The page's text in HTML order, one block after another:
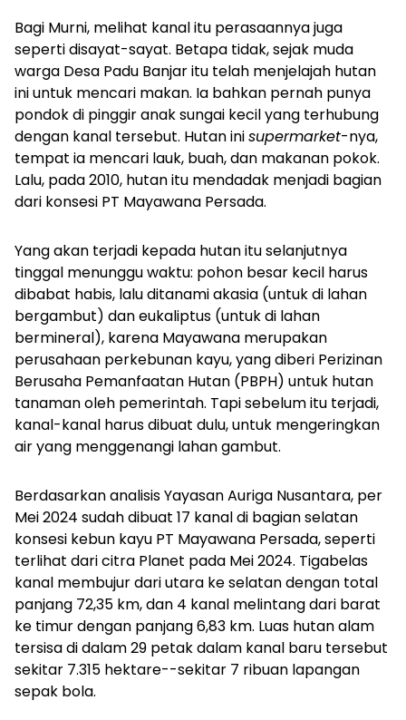
Bagi Murni, melihat kanal itu perasaannya juga
seperti disayat-sayat. Betapa tidak, sejak muda
warga Desa Padu Banjar itu telah menjelajah hutan
ini untuk mencari makan. Ia bahkan pernah punya
pondok di pinggir anak sungai kecil yang terhubung
dengan kanal tersebut. Hutan inisupermarket-nya,
tempat ia mencari lauk, buah, dan makanan pokok.
Lalu, pada 2010, hutan itu mendadak menjadi bagian
dari konsesi PT Mayawana Persada.
Yang akan terjadi kepada hutan itu selanjutnya
tinggal menunggu waktu: pohon besar kecil harus
dibabat habis, lalu ditanami akasia (untuk di lahan
bergambut) dan eukaliptus (untuk di lahan
bermineral), karena Mayawana merupakan
perusahaan perkebunan kayu, yang diberi Perizinan
Berusaha Pemanfaatan Hutan (PBPH) untuk hutan
tanaman oleh pemerintah. Tapi sebelum itu terjadi,
kanal-kanal harus dibuat dulu, untuk mengeringkan
air yang menggenangi lahan gambut.
Berdasarkan analisis Yayasan Auriga Nusantara, per
Mei 2024 sudah dibuat 17 kanal di bagian selatan
konsesi kebun kayu PT Mayawana Persada, seperti
terlihat dari citra Planet pada Mei 2024. Tigabelas
kanal membujur dari utara ke selatan dengan total
panjang 72,35 km, dan 4 kanal melintang dari barat
ke timur dengan panjang 6,83 km. Luas hutan alam
tersisa di dalam 29 petak dalam kanal baru tersebut
sekitar 7.315 hektare--sekitar 7 ribuan lapangan
sepak bola.